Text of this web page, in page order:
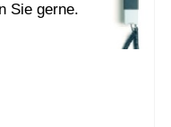
Sie gerne.